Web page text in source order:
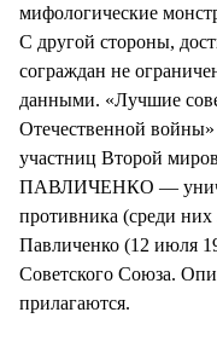
мифологические
С другой стороны,
сограждан не
данными. «Лучшие
Отечественной
участниц Второй
ПАВЛИЧЕНКО —
противника (среди
Павличенко (12 июля
Советского Союза.
прилагаются.